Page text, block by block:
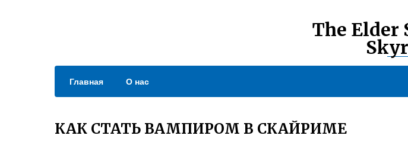
The Elder
Главная О нас
КАК СТАТЬ ВАМПИРОМ В СКАЙРИМЕ